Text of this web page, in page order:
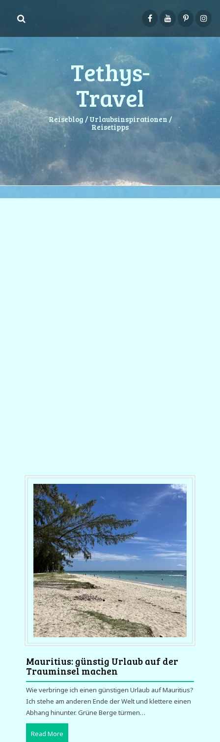
Tethys-
Travel
Reiseblog / Urlaubsinspirationen /
Reisetipps
Mauritius: günstig Urlaub auf der
Trauminsel machen
Wie verbringe ich einen günstigen Urlaub auf Mauritius?
Ich stehe am anderen Ende der Welt und klettere einen
Abhang hinunter. Grüne Berge türmen…
Read More